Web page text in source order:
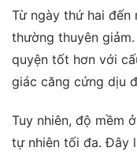
Từ ngày thứ hai đến
thường thuyên
quyện tốt hơn với
giác căng cứng dịu
Tuy nhiên, độ mềm
tự nhiên tối đa. Đây